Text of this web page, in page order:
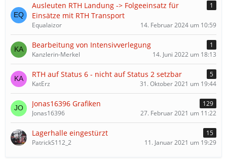
Ausleuten RTH Landung -> Folgeeinsatz für
Einsätze mit RTH Transport
1
Equalaizor 14. Februar 2024 um 10:59
Bearbeitung von Intensivverlegung
1
Kanzlerin-Merkel
14. Juni 2022 um 18:13
RTH auf Status 6 - nicht auf Status 2 setzbar
5
KatErz
31. Oktober 2021 um 19:44
Jonas16396 Grafiken
129
Jonas16396
27. Februar 2021 um 11:22
Lagerhalle eingestürzt
15
PatrickS112_2
11. Januar 2021 um 19:29